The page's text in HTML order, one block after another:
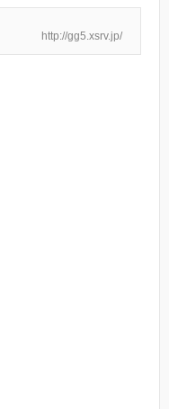
http://gg5.xsrv.jp/